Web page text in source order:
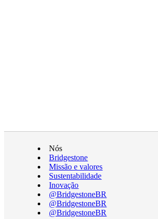
Nós
Bridgestone
Missão e valores
Sustentabilidade
Inovação
@BridgestoneBR
@BridgestoneBR
@BridgestoneBR